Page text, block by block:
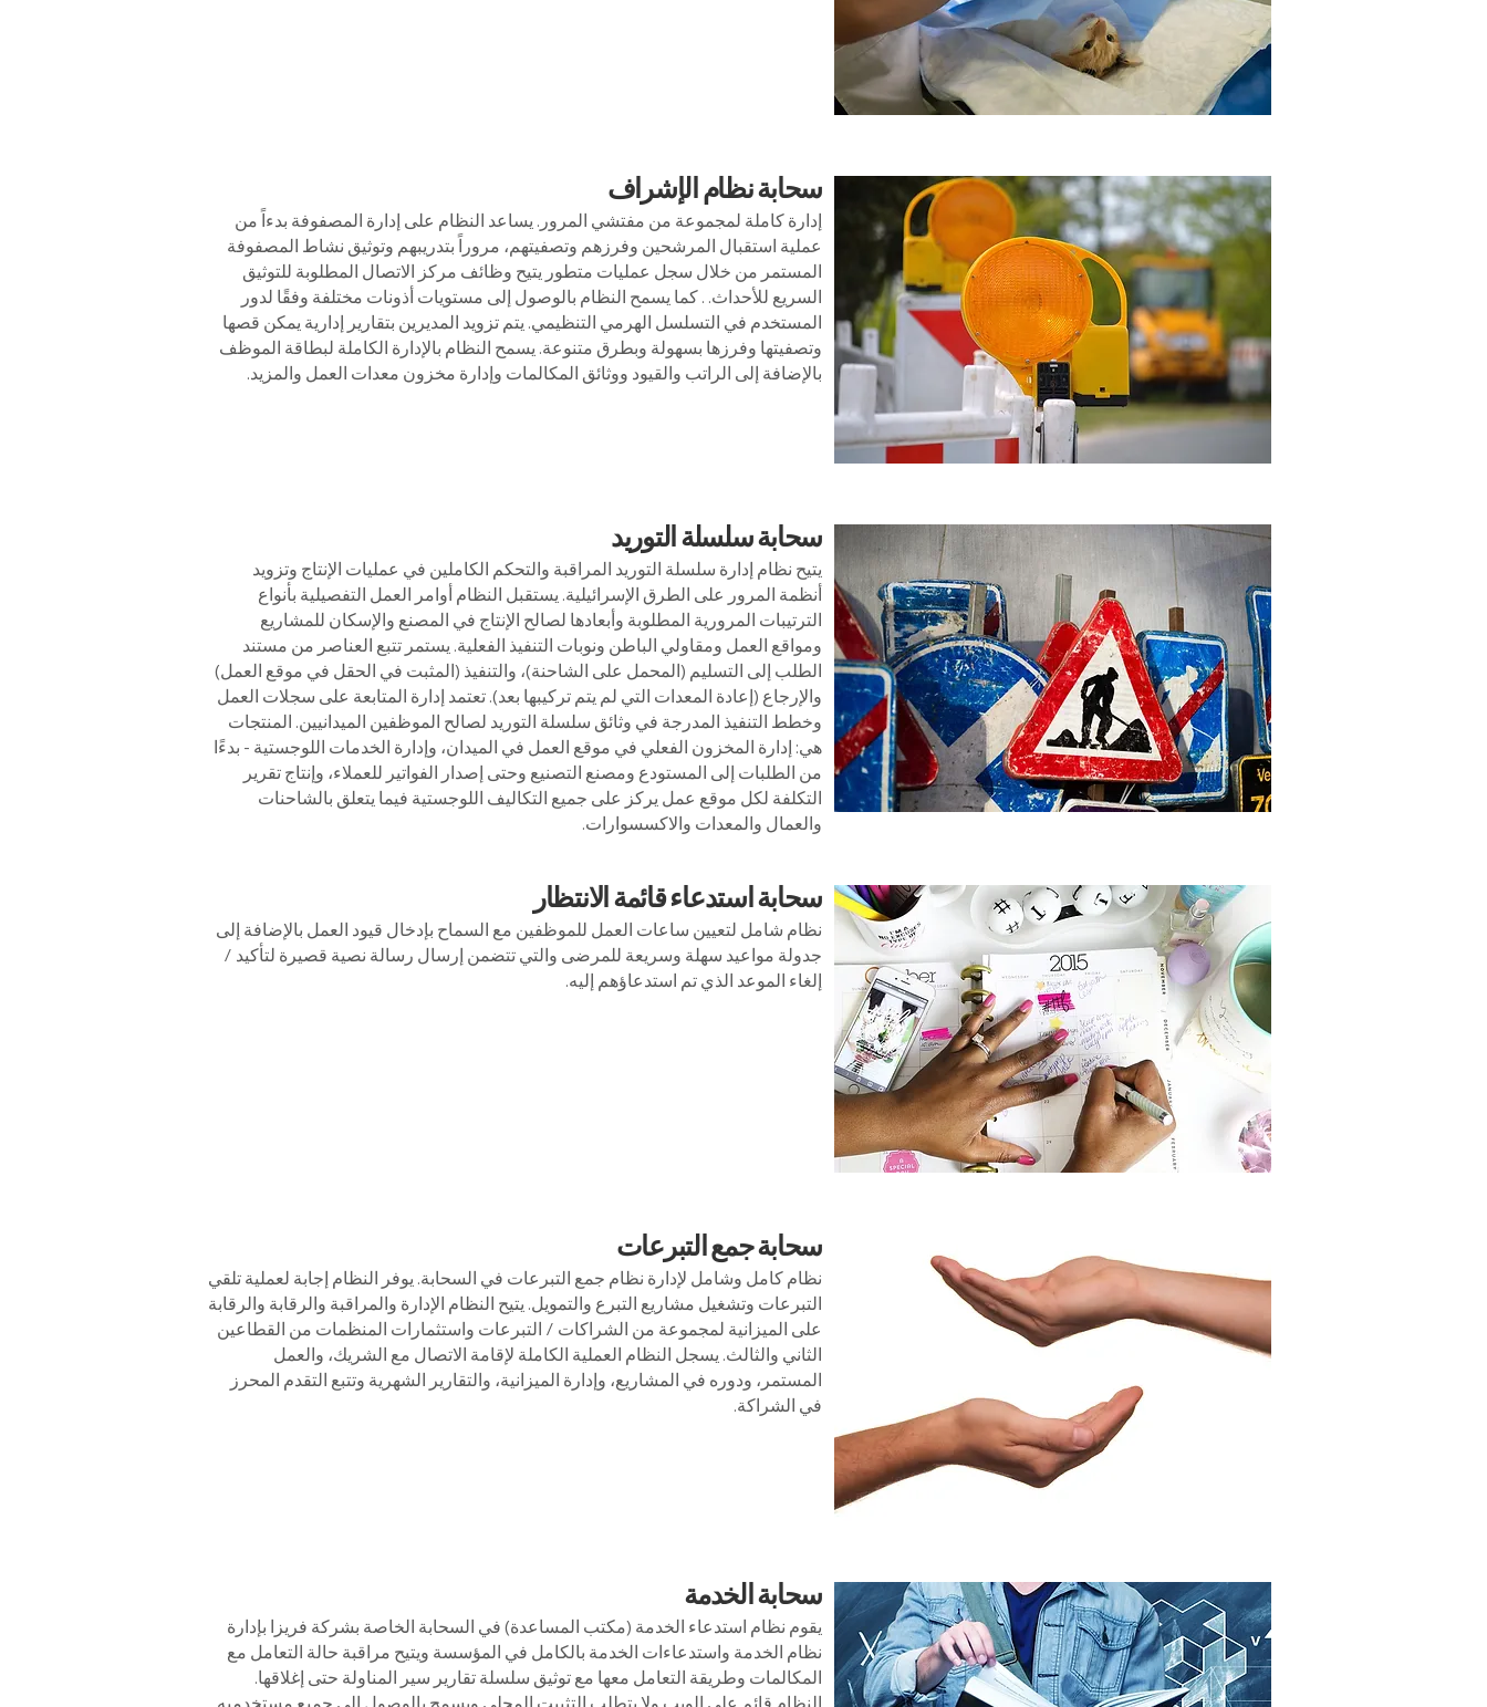
سحابة نظام الإشراف
إدارة كاملة لمجموعة من مفتشي المرور. يساعد النظام على إدارة المصفوفة بدءاً من
عملية استقبال المرشحين وفرزهم وتصفيتهم، مروراً بتدريبهم وتوثيق نشاط المصفوفة
المستمر من خلال سجل عمليات متطور يتيح وظائف مركز الاتصال المطلوبة للتوثيق
السريع للأحداث. . كما يسمح النظام بالوصول إلى مستويات أذونات مختلفة وفقًا لدور
المستخدم في التسلسل الهرمي التنظيمي. يتم تزويد المديرين بتقارير إدارية يمكن قصها
وتصفيتها وفرزها بسهولة وبطرق متنوعة. يسمح النظام بالإدارة الكاملة لبطاقة الموظف
بالإضافة إلى الراتب والقيود ووثائق المكالمات وإدارة مخزون معدات العمل والمزيد.
سحابة سلسلة التوريد
يتيح نظام إدارة سلسلة التوريد المراقبة والتحكم الكاملين في عمليات الإنتاج وتزويد
أنظمة المرور على الطرق الإسرائيلية. يستقبل النظام أوامر العمل التفصيلية بأنواع
الترتيبات المرورية المطلوبة وأبعادها لصالح الإنتاج في المصنع والإسكان للمشاريع
ومواقع العمل ومقاولي الباطن ونوبات التنفيذ الفعلية. يستمر تتبع العناصر من مستند
الطلب إلى التسليم (المحمل على الشاحنة)، والتنفيذ (المثبت في الحقل في موقع العمل)
والإرجاع (إعادة المعدات التي لم يتم تركيبها بعد). تعتمد إدارة المتابعة على سجلات العمل
وخطط التنفيذ المدرجة في وثائق سلسلة التوريد لصالح الموظفين الميدانيين. المنتجات
هي: إدارة المخزون الفعلي في موقع العمل في الميدان، وإدارة الخدمات اللوجستية - بدءًا
من الطلبات إلى المستودع ومصنع التصنيع وحتى إصدار الفواتير للعملاء، وإنتاج تقرير
التكلفة لكل موقع عمل يركز على جميع التكاليف اللوجستية فيما يتعلق بالشاحنات
والعمال والمعدات والاكسسوارات.
سحابة استدعاء قائمة الانتظار
نظام شامل لتعيين ساعات العمل للموظفين مع السماح بإدخال قيود العمل بالإضافة إلى
جدولة مواعيد سهلة وسريعة للمرضى والتي تتضمن إرسال رسالة نصية قصيرة لتأكيد /
إلغاء الموعد الذي تم استدعاؤهم إليه.
سحابة جمع التبرعات
نظام كامل وشامل لإدارة نظام جمع التبرعات في السحابة. يوفر النظام إجابة لعملية تلقي
التبرعات وتشغيل مشاريع التبرع والتمويل. يتيح النظام الإدارة والمراقبة والرقابة والرقابة
على الميزانية لمجموعة من الشراكات / التبرعات واستثمارات المنظمات من القطاعين
الثاني والثالث. يسجل النظام العملية الكاملة لإقامة الاتصال مع الشريك، والعمل
المستمر، ودوره في المشاريع، وإدارة الميزانية، والتقارير الشهرية وتتبع التقدم المحرز
في الشراكة.
سحابة الخدمة
يقوم نظام استدعاء الخدمة (مكتب المساعدة) في السحابة الخاصة بشركة فريزا بإدارة
نظام الخدمة واستدعاءات الخدمة بالكامل في المؤسسة ويتيح مراقبة حالة التعامل مع
المكالمات وطريقة التعامل معها مع توثيق سلسلة تقارير سير المناولة حتى إغلاقها.
النظام قائم على الويب ولا يتطلب التثبيت المحلي ويسمح بالوصول إلى جميع مستخدميه